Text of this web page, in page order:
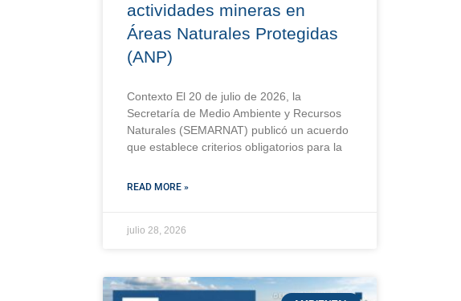
actividades mineras en
Áreas Naturales Protegidas
(ANP)
Contexto El 20 de julio de 2026, la
Secretaría de Medio Ambiente y Recursos
Naturales (SEMARNAT) publicó un acuerdo
que establece criterios obligatorios para la
READ MORE »
julio 28, 2026